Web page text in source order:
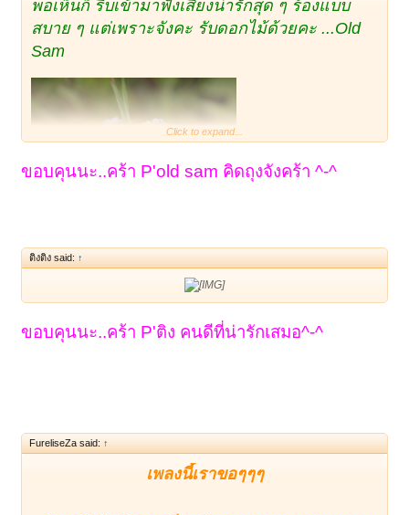
พอเห็นก็ รีบเข้ามาฟังเสียงน่ารักสุด ๆ ร้องแบบ
สบาย ๆ แต่เพราะจังคะ รับดอกไม้ด้วยคะ ...Old
Sam
http://palungjit.org/attachments/a.1184970/
Click to expand...
ขอบคุนนะ..คร้า P'old sam คิดถุงจังคร้า ^-^
ติงติง said: ↑
ขอบคุนนะ..คร้า P'ติง คนดีที่น่ารักเสมอ^-^
FureliseZa said: ↑
เพลงนี้เราขอๆๆๆ